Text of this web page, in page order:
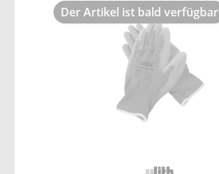
Der Artikel ist bald verfügbar